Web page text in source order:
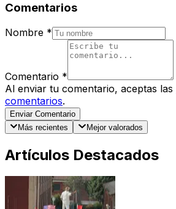
Comentarios
Nombre *
Comentario *
Al enviar tu comentario, aceptas las
comentarios.
Enviar Comentario
Más recientes
Mejor valorados
Artículos Destacados